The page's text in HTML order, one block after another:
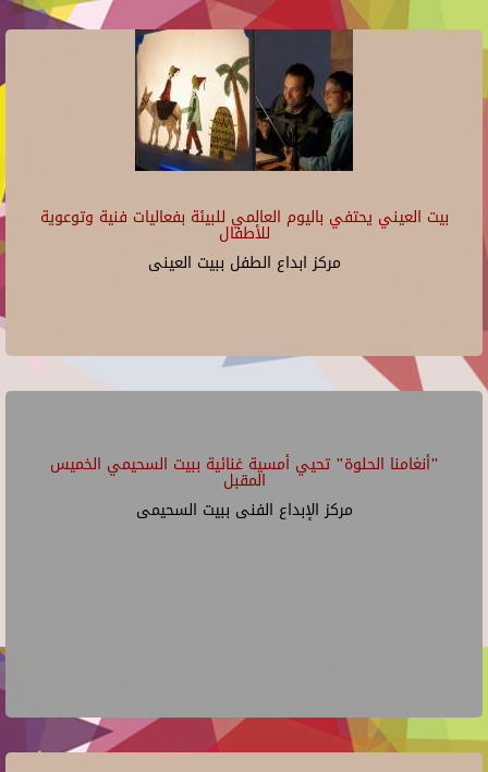
بيت العيني يحتفي باليوم العالمي للبيئة بفعاليات فنية وتوعوية
للأطفال
مركز ابداع الطفل ببيت العينى
"أنغامنا الحلوة" تحيي أمسية غنائية ببيت السحيمي الخميس
المقبل
مركز الإبداع الفنى ببيت السحيمى